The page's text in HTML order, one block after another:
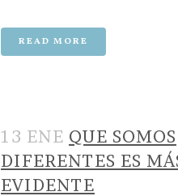
READ MORE
13 ENE QUE SOMOS
DIFERENTES ES
EVIDENTE